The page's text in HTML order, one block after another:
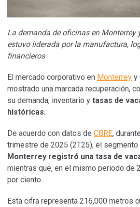
La demanda de oficinas en Monterrey
estuvo liderada por la manufactura,
financieros
El mercado corporativo en Monterrey y
mostrado una marcada recuperación,
su demanda, inventario y tasas de
históricas.
De acuerdo con datos de CBRE,
trimestre de 2025 (2T25), el
Monterrey registró una tasa de
mientras que, en el mismo periodo de
por ciento.
Esta cifra representa 216,000 metros